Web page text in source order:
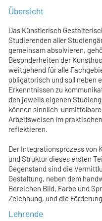
Übersicht
Das Künstlerisch
Studierenden aller
gemeinsam absolvieren,
Besonderheiten der
weitgehend für alle
obligatorisch und soll neben
Erkenntnissen zu
den jeweils eigenen
können sinnlich-
Arbeitsweisen im
reflektieren.
Der Integrationsprozess von
und Struktur dieses ersten
Gegenstand sind die
Gestaltung, neben dem
Bereichen Bild, Farbe und
Zeichnung, und die
Lehrende